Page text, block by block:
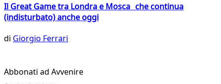
Il Great Game tra Londra e Mosca che continua
(indisturbato) anche oggi
di Giorgio Ferrari
Abbonati ad Avvenire